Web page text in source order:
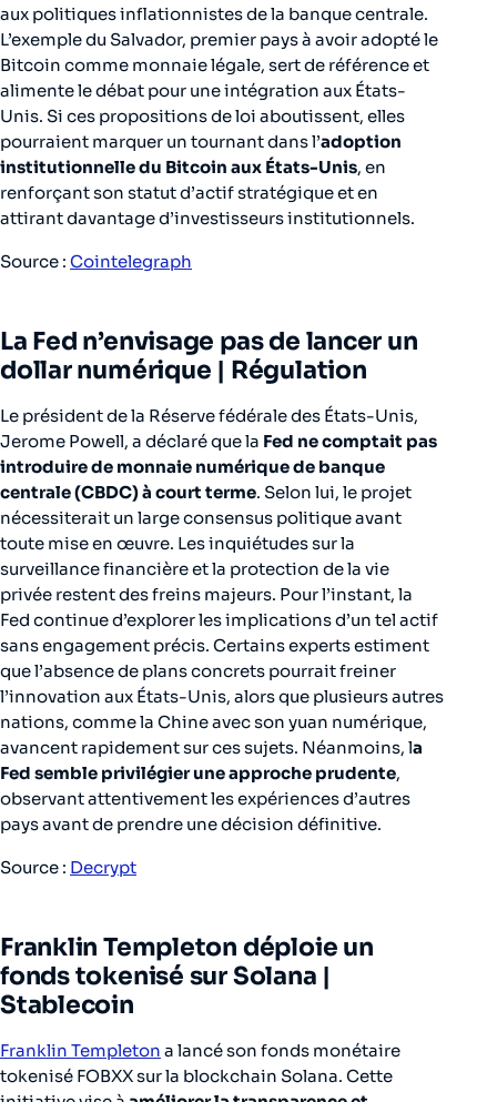
aux politiques inflationnistes de la banque centrale.
L’exemple du Salvador, premier pays à avoir adopté le
Bitcoin comme monnaie légale, sert de référence et
alimente le débat pour une intégration aux États-
Unis. Si ces propositions de loi aboutissent, elles
pourraient marquer un tournant dans l’adoption
institutionnelle du Bitcoin aux États-Unis, en
renforçant son statut d’actif stratégique et en
attirant davantage d’investisseurs institutionnels.
Source : Cointelegraph
La Fed n’envisage pas de lancer un
dollar numérique | Régulation
Le président de la Réserve fédérale des États-Unis,
Jerome Powell, a déclaré que la Fed ne comptait pas
introduire de monnaie numérique de banque
centrale (CBDC) à court terme. Selon lui, le projet
nécessiterait un large consensus politique avant
toute mise en œuvre. Les inquiétudes sur la
surveillance financière et la protection de la vie
privée restent des freins majeurs. Pour l’instant, la
Fed continue d’explorer les implications d’un tel actif
sans engagement précis. Certains experts estiment
que l’absence de plans concrets pourrait freiner
l’innovation aux États-Unis, alors que plusieurs autres
nations, comme la Chine avec son yuan numérique,
avancent rapidement sur ces sujets. Néanmoins, la
Fed semble privilégier une approche prudente,
observant attentivement les expériences d’autres
pays avant de prendre une décision définitive.
Source : Decrypt
Franklin Templeton déploie un
fonds tokenisé sur Solana |
Stablecoin
Franklin Templeton a lancé son fonds monétaire
tokenisé FOBXX sur la blockchain Solana. Cette